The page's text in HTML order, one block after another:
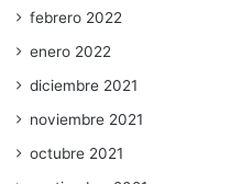
febrero 2022
enero 2022
diciembre 2021
noviembre 2021
octubre 2021